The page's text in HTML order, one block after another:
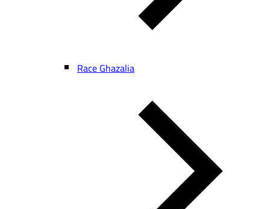
Race Ghazalia